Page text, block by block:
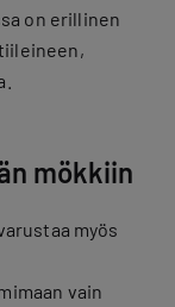
on erillinen
mökkiin
myös
vain